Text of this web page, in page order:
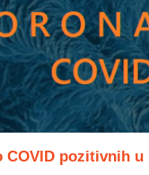
COVID pozitivnih u